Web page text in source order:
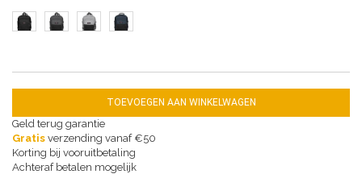
TOEVOEGEN AAN WINKELWAGEN
Geld terug garantie
Gratis verzending vanaf €50
Korting bij vooruitbetaling
Achteraf betalen mogelijk